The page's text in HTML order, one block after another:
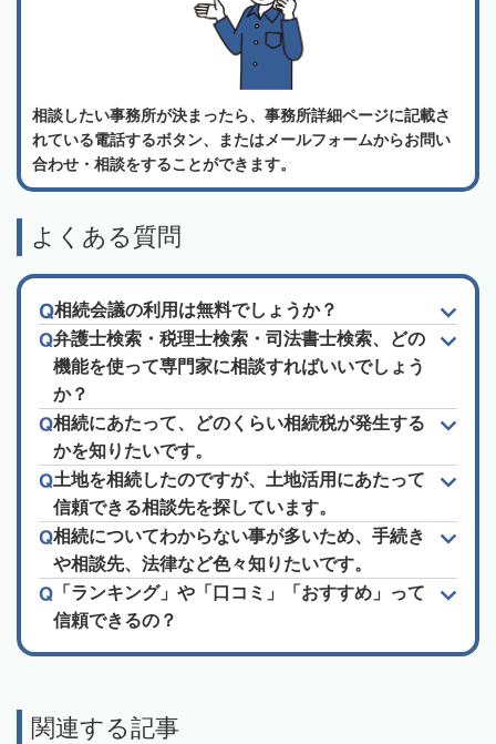
相談したい事務所が決まったら、事務所詳細ページに記載さ
れている電話するボタン、またはメールフォームからお問い
合わせ・相談をすることができます。
よくある質問
相続会議の利用は無料でしょうか？
弁護士検索・税理士検索・司法書士検索、どの
機能を使って専門家に相談すればいいでしょう
か？
相続にあたって、どのくらい相続税が発生する
かを知りたいです。
土地を相続したのですが、土地活用にあたって
信頼できる相談先を探しています。
相続についてわからない事が多いため、手続き
や相談先、法律など色々知りたいです。
「ランキング」や「口コミ」「おすすめ」って
信頼できるの？
関連する記事